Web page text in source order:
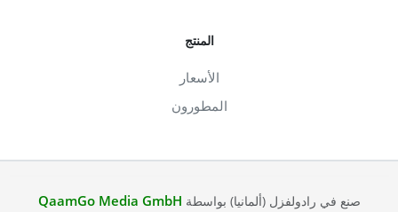
المنتج
الأسعار
المطورون
صنع في رادولفزل (ألمانيا) بواسطة QaamGo Media GmbH